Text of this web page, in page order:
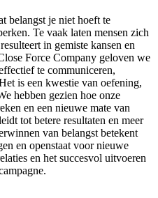
belangst je niet hoeft te
Te vaak laten mensen zich
in gemiste kansen en
Force Company geloven we
te communiceren,
is een kwestie van oefening,
hebben gezien hoe onze
en een nieuwe mate van
tot betere resultaten en meer
van belangst betekent
en openstaat voor nieuwe
en het succesvol uitvoeren